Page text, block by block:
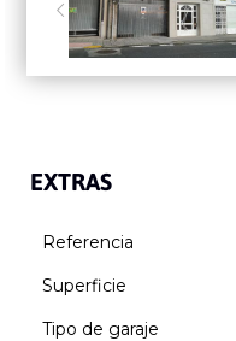

EXTRAS
Referencia
Superficie
Tipo de garaje